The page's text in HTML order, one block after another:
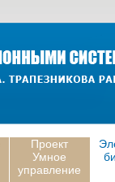
Проект
Умное
управление